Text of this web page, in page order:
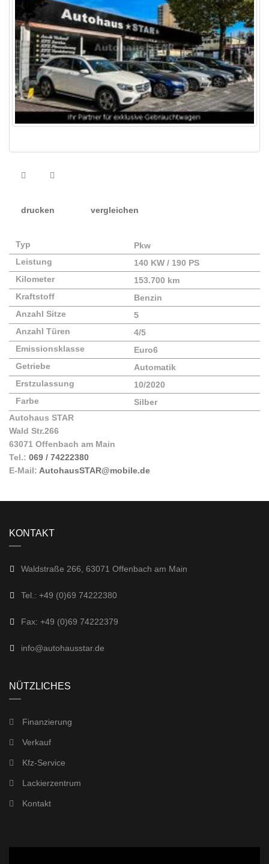
drucken vergleichen
Typ
Pkw
Leistung
140 KW / 190 PS
Kilometer
153.700 km
Kraftstoff
Benzin
Anzahl Sitze
5
Anzahl Türen
4/5
Emissionsklasse
Euro6
Getriebe
Automatik
Erstzulassung
10/2020
Farbe
Silber
Autohaus STAR
Wald Str.266
63071 Offenbach am Main
Tel.: 069 / 74222380
E-Mail: AutohausSTAR@mobile.de
KONTAKT
Waldstraße 266, 63071 Offenbach am Main
Tel.: +49 (0)69 74222380
Fax: +49 (0)69 74222379
info@autohausstar.de
NÜTZLICHES
Finanzierung
Verkauf
Kfz-Service
Lackierzentrum
Kontakt